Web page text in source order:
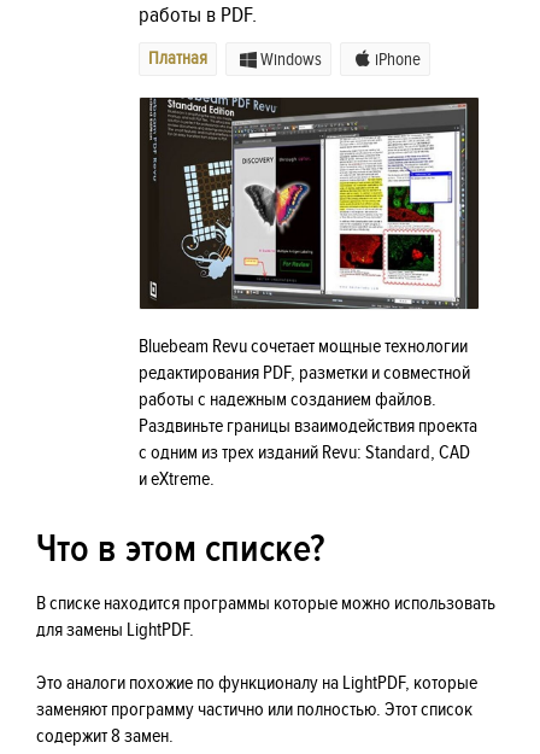
работы в PDF.
Платная Windows iPhone
Bluebeam Revu сочетает мощные технологии
редактирования PDF, разметки и совместной
работы с надежным созданием файлов.
Раздвиньте границы взаимодействия проекта
с одним из трех изданий Revu: Standard, CAD
и eXtreme.
Что в этом списке?
В списке находится программы которые можно использовать
для замены LightPDF.
Это аналоги похожие по функционалу на LightPDF, которые
заменяют программу частично или полностью. Этот список
содержит 8 замен.